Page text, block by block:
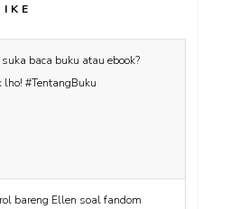
baca buku atau ebook?
lho! #TentangBuku
bareng Ellen soal fandom